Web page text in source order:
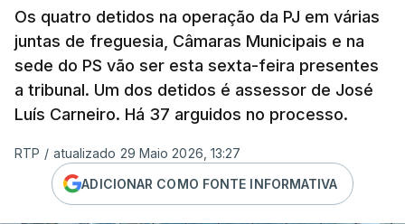
Os quatro detidos na operação da PJ em várias
juntas de freguesia, Câmaras Municipais e na
sede do PS vão ser esta sexta-feira presentes
a tribunal. Um dos detidos é assessor de José
Luís Carneiro. Há 37 arguidos no processo.
RTP / atualizado 29 Maio 2026, 13:27
ADICIONAR COMO FONTE INFORMATIVA